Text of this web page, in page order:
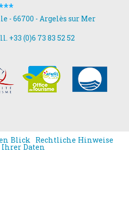
- 66700 - Argelès sur Mer
+33 (0)6 73 83 52 52
Blick Rechtliche Hinweise
Daten